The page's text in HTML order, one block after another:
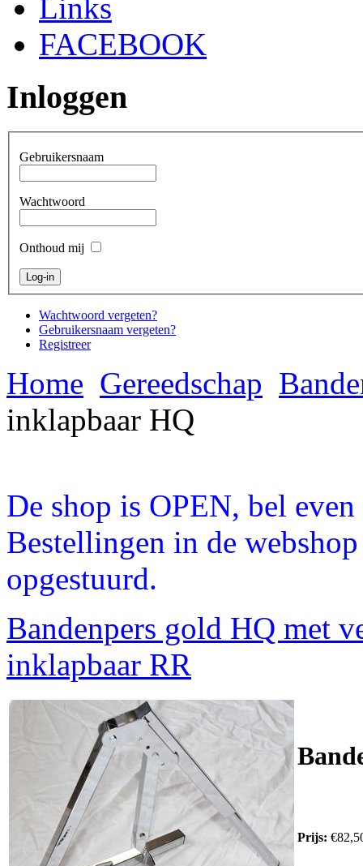
Links
FACEBOOK
Inloggen
Gebruikersnaam
Wachtwoord
Onthoud mij
Wachtwoord vergeten?
Gebruikersnaam vergeten?
Registreer
Home Gereedschap
inklapbaar HQ
De shop is OPEN, bel
Bestellingen in de
opgestuurd.
Bandenpers gold HQ met
inklapbaar RR
Prijs: